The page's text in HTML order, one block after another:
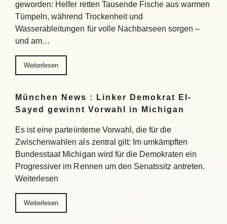
geworden: Helfer retten Tausende Fische aus warmen
Tümpeln, während Trockenheit und
Wasserableitungen für volle Nachbarseen sorgen –
und am…
Weiterlesen
München News : Linker Demokrat El-
Sayed gewinnt Vorwahl in Michigan
Es ist eine parteiinterne Vorwahl, die für die
Zwischenwahlen als zentral gilt: Im umkämpften
Bundesstaat Michigan wird für die Demokraten ein
Progressiver im Rennen um den Senatssitz antreten.
Weiterlesen
Weiterlesen